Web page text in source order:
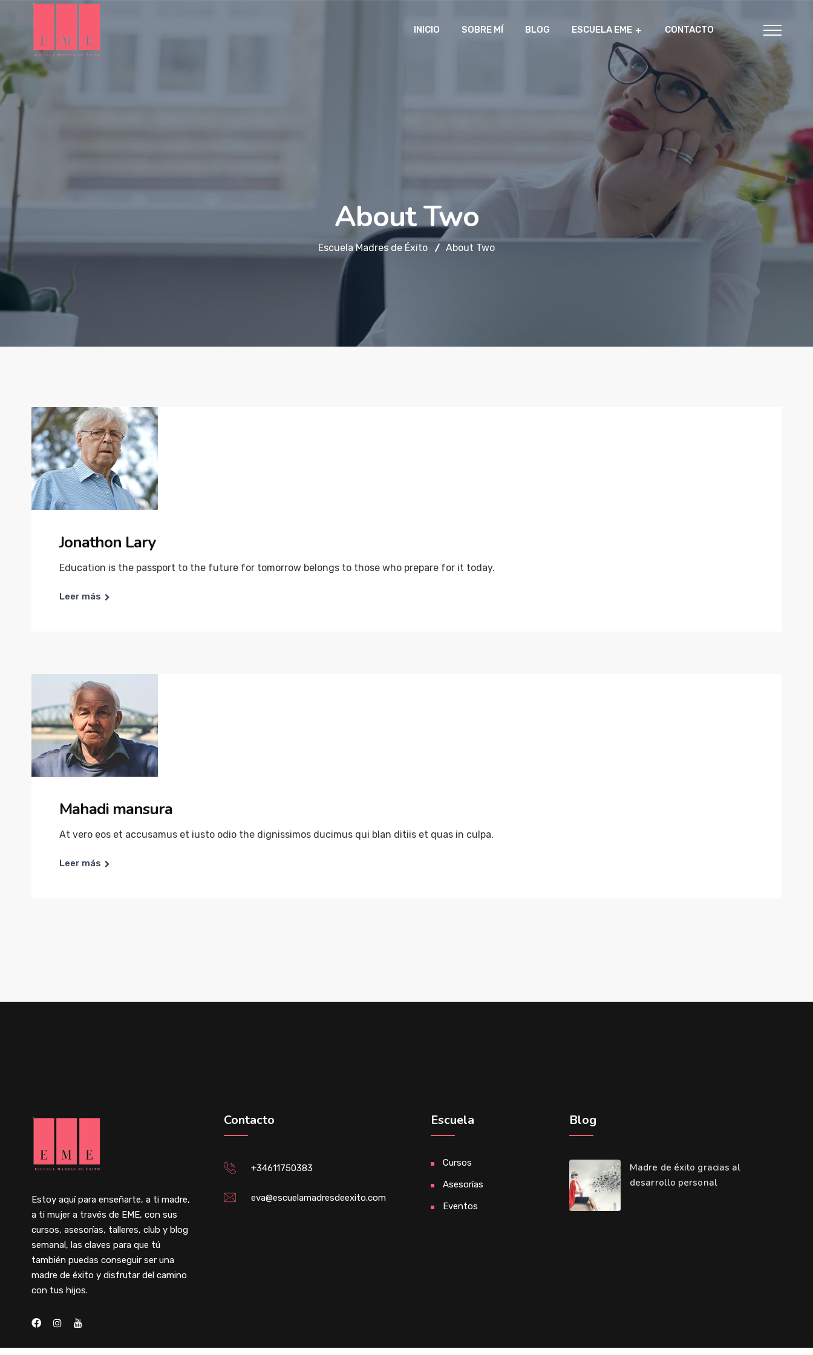
INICIO SOBRE MÍ BLOG ESCUELA EME CONTACTO
About Two
Escuela Madres de Éxito About Two
Jonathon Lary
Education is the passport to the future for tomorrow belongs to those who prepare for it today.
Leer más
Mahadi mansura
At vero eos et accusamus et iusto odio the dignissimos ducimus qui blan ditiis et quas in culpa.
Leer más
Estoy aquí para enseñarte, a ti madre,
a ti mujer a través de EME, con sus
cursos, asesorías, talleres, club y blog
semanal, las claves para que tú
también puedas conseguir ser una
madre de éxito y disfrutar del camino
con tus hijos.
Contacto
+34611750383
eva@escuelamadresdeexito.com
Escuela
Cursos
Asesorías
Eventos
Blog
Madre de éxito gracias al
desarrollo personal